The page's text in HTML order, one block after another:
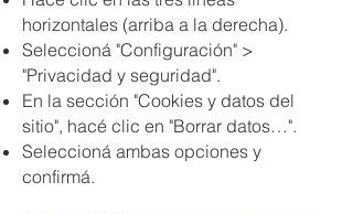
horizontales (arriba a la derecha).
Seleccioná "Configuración" >
"Privacidad y seguridad".
En la sección "Cookies y datos del
sitio", hacé clic en "Borrar datos…".
Seleccioná ambas opciones y
confirmá.